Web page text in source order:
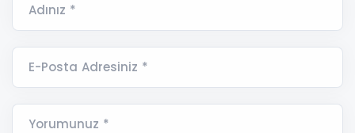
Adınız *
E-Posta Adresiniz *
Yorumunuz *